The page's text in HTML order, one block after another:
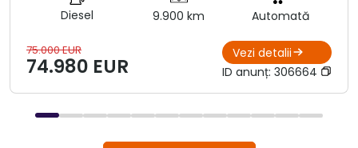
Diesel 9.900 km Automată
75.000 EUR
74.980 EUR
Vezi detalii
ID anunț: 306664